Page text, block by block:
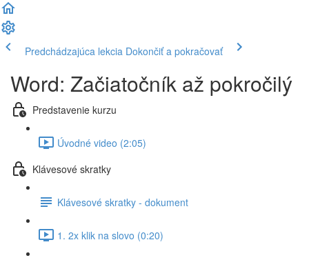
Predchádzajúca lekcia Dokončiť a pokračovať
Word: Začiatočník až pokročilý
Predstavenie kurzu
Úvodné video (2:05)
Klávesové skratky
Klávesové skratky - dokument
1. 2x klik na slovo (0:20)